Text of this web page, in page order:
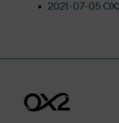
2021-07-05